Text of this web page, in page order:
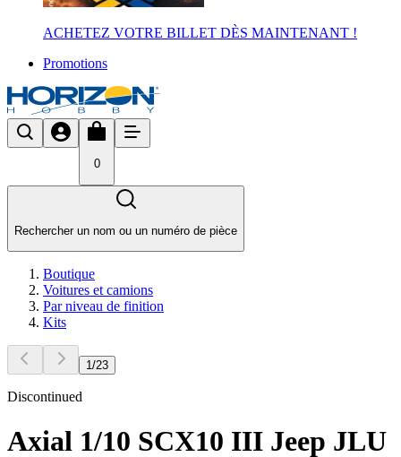
ACHETEZ VOTRE BILLET DÈS MAINTENANT !
Promotions
0
Rechercher un nom ou un numéro de pièce
Boutique
Voitures et camions
Par niveau de finition
Kits
1/23
Discontinued
Axial 1/10 SCX10 III Jeep JLU